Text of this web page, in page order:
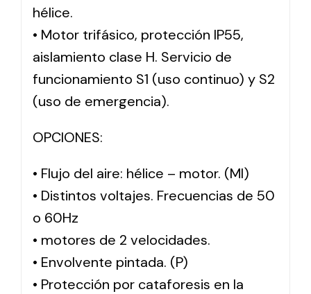
hélice.
• Motor trifásico, protección IP55,
aislamiento clase H. Servicio de
funcionamiento S1 (uso continuo) y S2
(uso de emergencia).
OPCIONES:
• Flujo del aire: hélice – motor. (MI)
• Distintos voltajes. Frecuencias de 50
o 60Hz
• motores de 2 velocidades.
• Envolvente pintada. (P)
• Protección por cataforesis en la